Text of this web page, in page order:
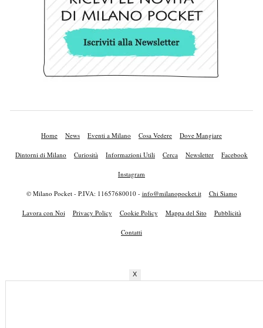
Home News Eventi a Milano Cosa Vedere Dove Mangiare
Dintorni di Milano Curiosità Informazioni Utili Cerca Newsletter Facebook
Instagram
© Milano Pocket - P.IVA: 11657680010 - info@milanopocket.it Chi Siamo
Lavora con Noi Privacy Policy Cookie Policy Mappa del Sito Pubblicità
Contatti
X